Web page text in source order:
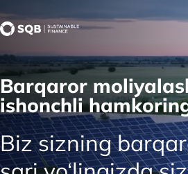
Barqaror
ishonchli
Biz sizning